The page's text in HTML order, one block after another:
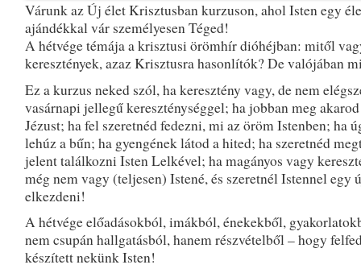
Várunk az Új élet Krisztusban kurzuson, ahol Isten egy
ajándékkal vár személyesen Téged!
A hétvége témája a krisztusi örömhír dióhéjban: mitől
keresztények, azaz Krisztusra hasonlítók? De valójában
Ez a kurzus neked szól, ha keresztény vagy, de nem
vasárnapi jellegű kereszténységgel; ha jobban meg
Jézust; ha fel szeretnéd fedezni, mi az öröm Istenben; ha
lehúz a bűn; ha gyengének látod a hited; ha szeretnéd
jelent találkozni Isten Lelkével; ha magányos vagy
még nem vagy (teljesen) Istené, és szeretnél Istennel egy
elkezdeni!
A hétvége előadásokból, imákból, énekekből,
nem csupán hallgatásból, hanem részvételből – hogy
készített nekünk Isten!